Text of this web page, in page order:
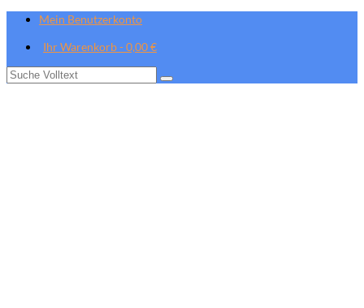
Mein Benutzerkonto
Ihr Warenkorb-0,00€
Suche